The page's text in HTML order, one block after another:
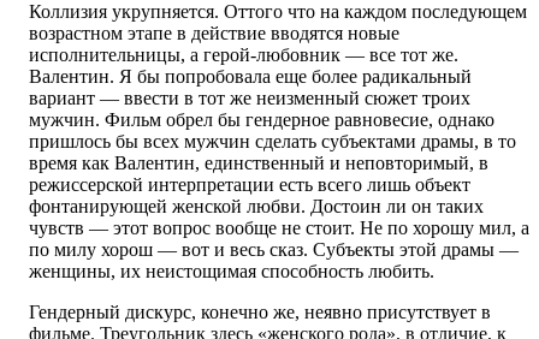
Коллизия укрупняется. Оттого что на каждом последующем
возрастном этапе в действие вводятся новые
исполнительницы, а герой-любовник — все тот же.
Валентин. Я бы попробовала еще более радикальный
вариант — ввести в тот же неизменный сюжет троих
мужчин. Фильм обрел бы гендерное равновесие, однако
пришлось бы всех мужчин сделать субъектами драмы, в то
время как Валентин, единственный и неповторимый, в
режиссерской интерпретации есть всего лишь объект
фонтанирующей женской любви. Достоин ли он таких
чувств — этот вопрос вообще не стоит. Не по хорошу мил, а
по милу хорош — вот и весь сказ. Субъекты этой драмы —
женщины, их неистощимая способность любить.
Гендерный дискурс, конечно же, неявно присутствует в
фильме. Треугольник здесь «женского рода», в отличие, к